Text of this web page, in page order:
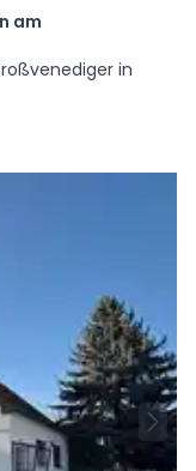
am
in